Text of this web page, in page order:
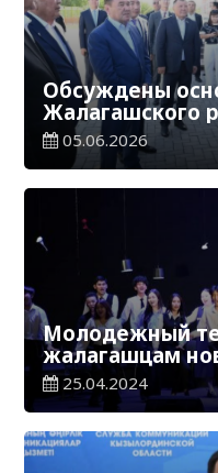
Обсуждены
Жалагашского
05.06.2026
Молодежный
жалагашцам
25.04.2024